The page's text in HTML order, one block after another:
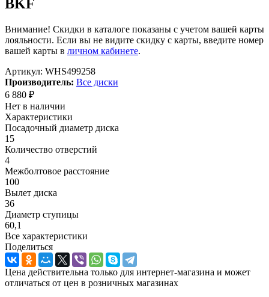
BKF
Внимание! Скидки в каталоге показаны с учетом вашей карты
лояльности. Если вы не видите скидку с карты, введите номер
вашей карты в личном кабинете.
Артикул: WHS499258
Производитель: Все диски
6 880 ₽
Нет в наличии
Характеристики
Посадочный диаметр диска
15
Количество отверстий
4
Межболтовое расстояние
100
Вылет диска
36
Диаметр ступицы
60,1
Все характеристики
Поделиться
Цена действительна только для интернет-магазина и может
отличаться от цен в розничных магазинах